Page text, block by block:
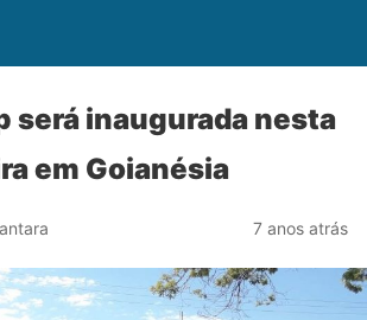
será inaugurada nesta
em Goianésia
7 anos atrás